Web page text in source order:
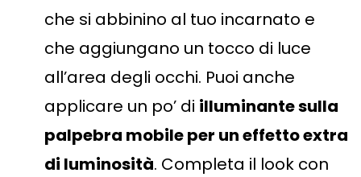
che si abbinino al tuo incarnato e
che aggiungano un tocco di luce
all’area degli occhi. Puoi anche
applicare un po’ di illuminante sulla
palpebra mobile per un effetto extra
di luminosità. Completa il look con